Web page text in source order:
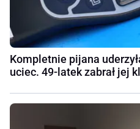
Kompletnie pijana
uciec. 49-latek zabrał jej